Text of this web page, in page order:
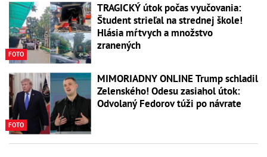
FOTO
TRAGICKÝ útok počas vyučovania:
Študent strieľal na strednej škole!
Hlásia mŕtvych a množstvo
zranených
FOTO
MIMORIADNY ONLINE Trump schladil
Zelenského! Odesu zasiahol útok:
Odvolaný Fedorov túži po návrate